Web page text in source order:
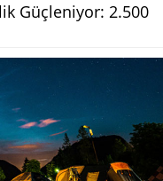
Güçleniyor: 2.500